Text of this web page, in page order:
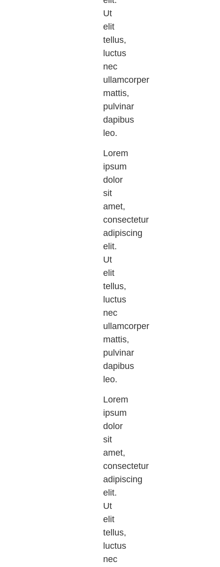
Ut
elit
tellus,
luctus
nec
ullamcorper
mattis,
pulvinar
dapibus
leo.
Lorem
ipsum
dolor
sit
amet,
consectetur
adipiscing
elit.
Ut
elit
tellus,
luctus
nec
ullamcorper
mattis,
pulvinar
dapibus
leo.
Lorem
ipsum
dolor
sit
amet,
consectetur
adipiscing
elit.
Ut
elit
tellus,
luctus
nec